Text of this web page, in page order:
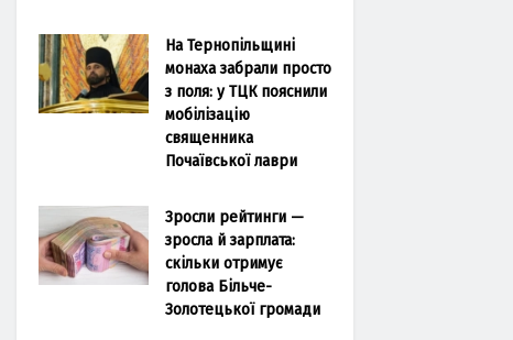
На Тернопільщині
монаха забрали просто
з поля: у ТЦК пояснили
мобілізацію
священника
Почаївської лаври
Зросли рейтинги —
зросла й зарплата:
скільки отримує
голова Більче-
Золотецької громади